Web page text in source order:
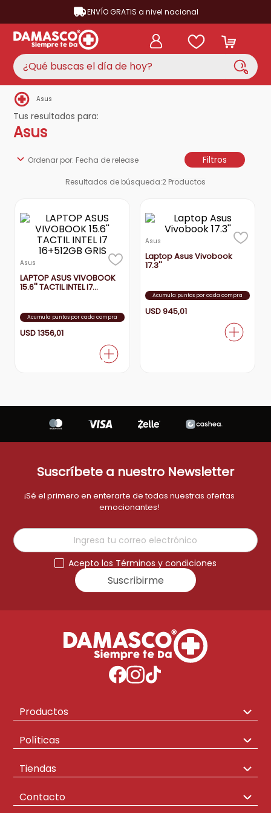
ENVÍO GRATIS a nivel nacional
¿Qué buscas el día de hoy?
Asus
Tus resultados para:
Asus
Ordenar por Fecha de release Filtros
Resultados de búsqueda:2 Productos
Asus
LAPTOP ASUS VIVOBOOK
15.6'' TACTIL INTEL I7
Acumula puntos por cada compra
USD1356,01
Asus
Laptop Asus Vivobook
17.3''
Acumula puntos por cada compra
USD945,01
Suscríbete a nuestro Newsletter
¡Sé el primero en enterarte de todas nuestras ofertas
emocionantes!
Acepto los Términos y condiciones
Suscribirme
Productos
Congeladores
Hogar
Políticas
Envíos y Cambios
Políticas de Compra
Tiendas
Las mercedes
Contacto
TÉRMINOS MÁS BUSCADOS
1 . aire acondicionado
3. cocina
lavadora
licuadora
televisor
9. aire-acondicionado
10. tv